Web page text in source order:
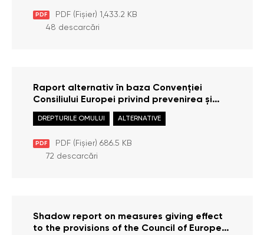
Republic of Moldova
PDF PDF (Fișier) 1,433.2 KB
48 descarcări
Raport alternativ în baza Convenției
Consiliului Europei privind prevenirea și
combaterea violenței împotriva femeilor și
violenței domestice (evaluare inițială)
PDF PDF (Fișier) 686.5 KB
DREPTURILE OMULUI ALTERNATIVE
72 descarcări
Shadow report on measures giving effect
to the provisions of the Council of Europe